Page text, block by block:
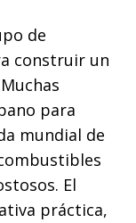
de
construir un
para
mundial de
El
práctica,